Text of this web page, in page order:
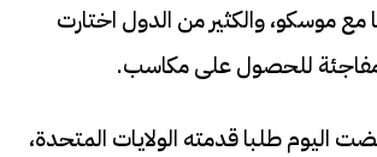
مع موسكو، والكثير من الدول اختارت
مفاجئة للحصول على مكاسب.
اليوم طلبا قدمته الولايات المتحدة،